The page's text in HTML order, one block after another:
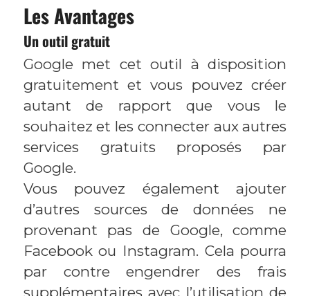
Les Avantages
Un outil gratuit
Google met cet outil à disposition
gratuitement et vous pouvez créer
autant de rapport que vous le
souhaitez et les connecter aux autres
services gratuits proposés par
Google.
Vous pouvez également ajouter
d’autres sources de données ne
provenant pas de Google, comme
Facebook ou Instagram. Cela pourra
par contre engendrer des frais
supplémentaires avec l’utilisation de